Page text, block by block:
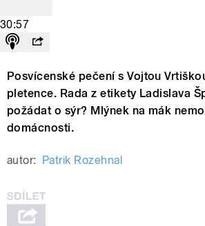
30:57
Posvícenské pečení s Vojtou
pletence. Rada z etikety Ladislava
požádat o sýr? Mlýnek na mák
domácnosti.
autor: Patrik Rozehnal